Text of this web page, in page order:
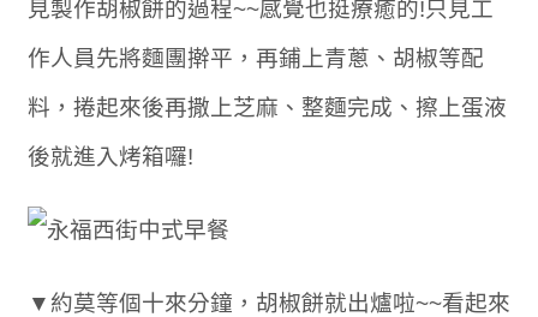
見製作胡椒餅的過程~~感覺也挺療癒的!只見工
作人員先將麵團擀平，再鋪上青蔥、胡椒等配
料，捲起來後再撒上芝麻、整麵完成、擦上蛋液
後就進入烤箱囉!
▼約莫等個十來分鐘，胡椒餅就出爐啦~~看起來